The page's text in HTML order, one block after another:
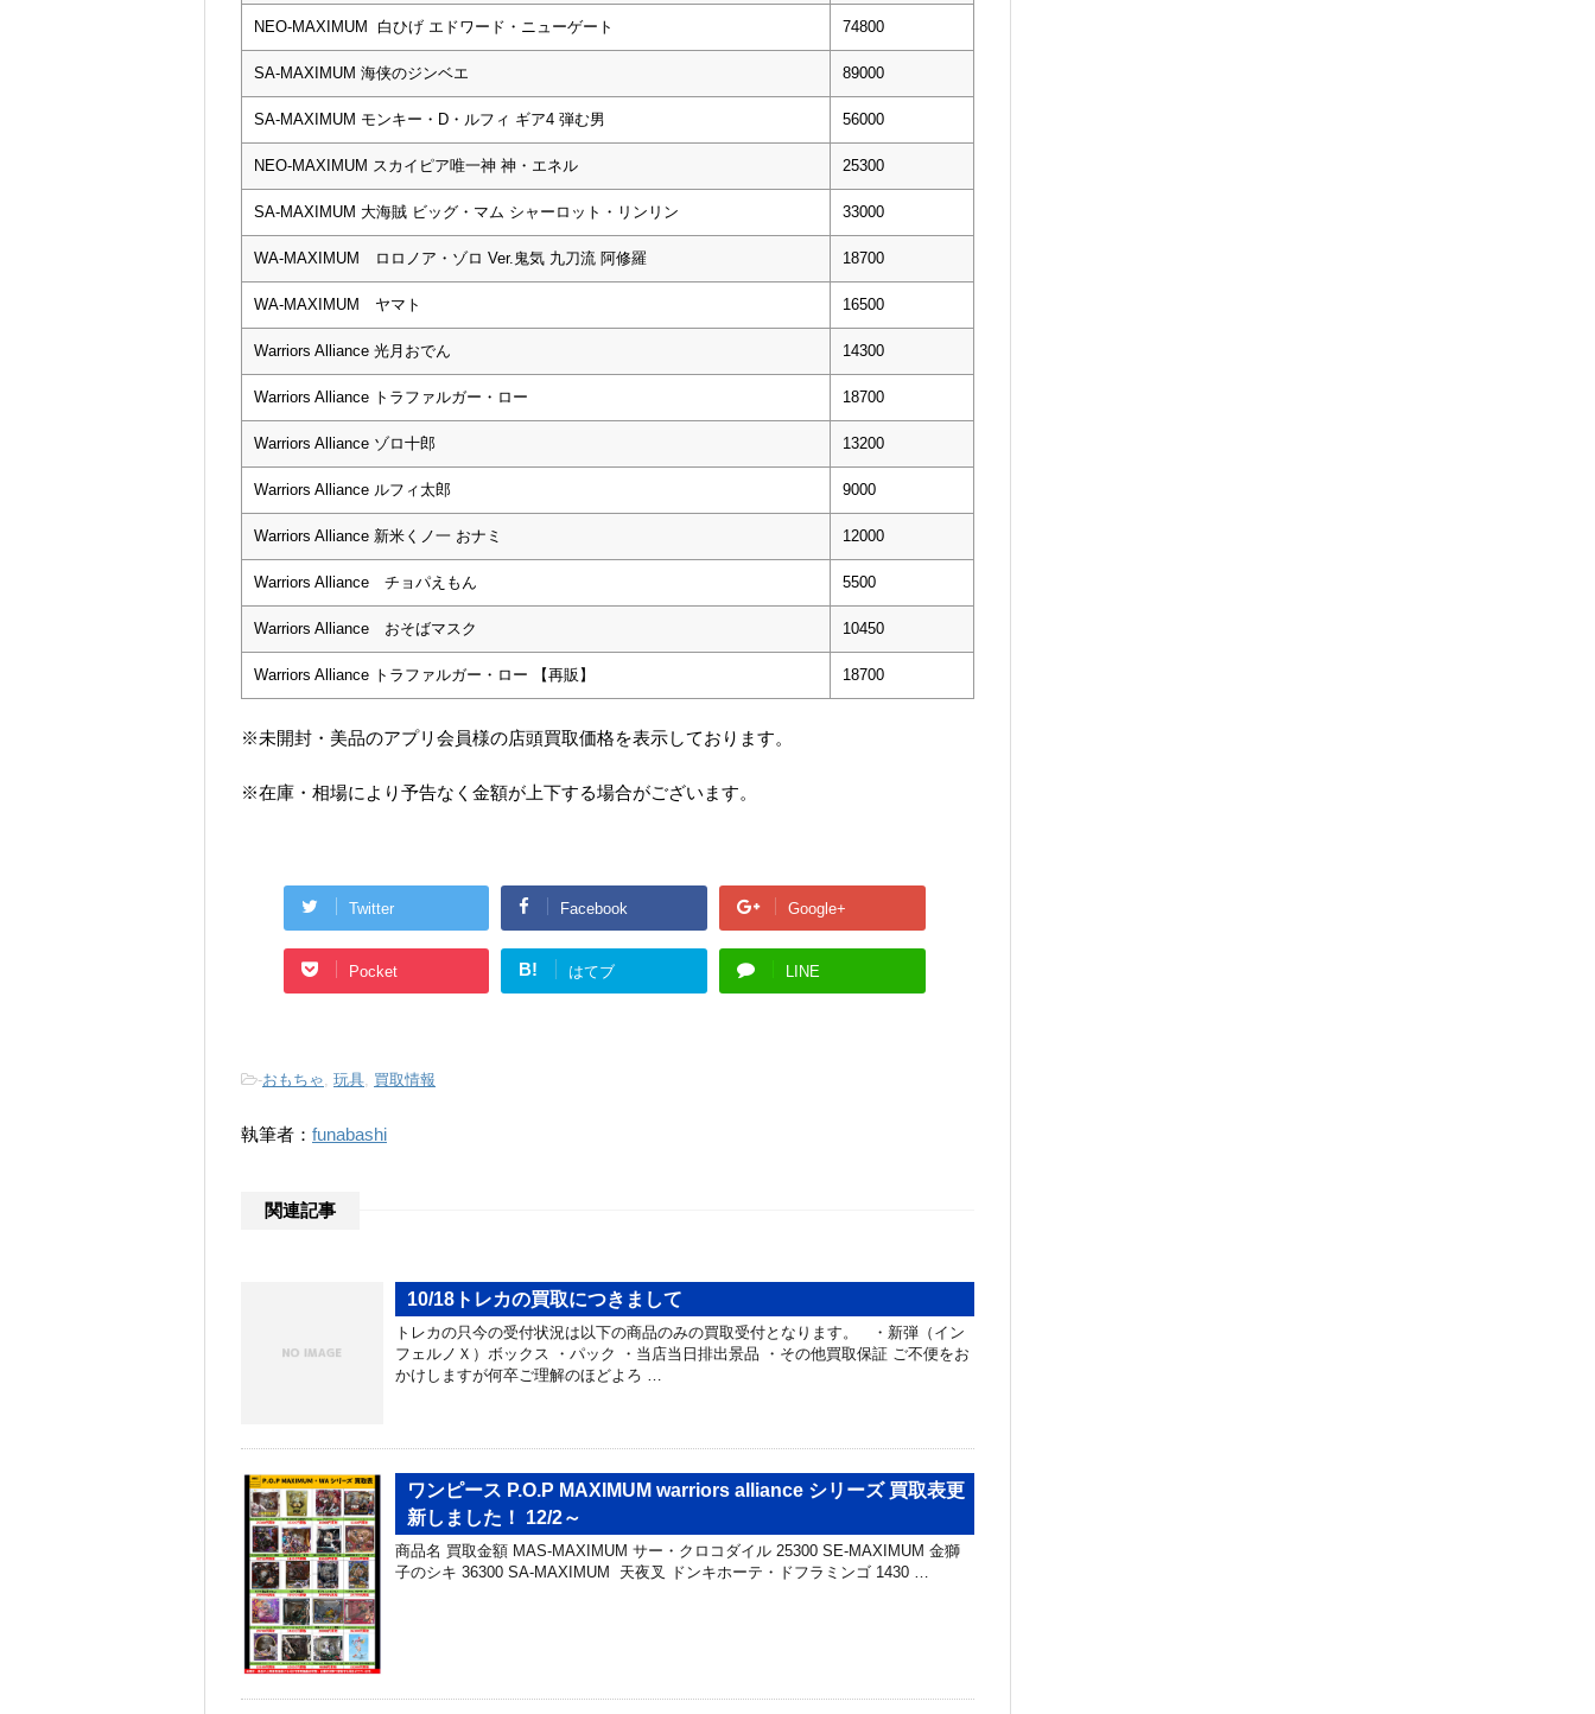
NEO-MAXIMUM 白ひげ エドワード・ニューゲート 74800
SA-MAXIMUM 海侠のジンベエ 89000
SA-MAXIMUM モンキー・D・ルフィ ギア4 弾む男 56000
NEO-MAXIMUM スカイピア唯一神 神・エネル 25300
SA-MAXIMUM 大海賊 ビッグ・マム シャーロット・リンリン 33000
WA-MAXIMUM ロロノア・ゾロ Ver.鬼気 九刀流 阿修羅 18700
WA-MAXIMUM ヤマト 16500
Warriors Alliance 光月おでん 14300
Warriors Alliance トラファルガー・ロー 18700
Warriors Alliance ゾロ十郎 13200
Warriors Alliance ルフィ太郎 9000
Warriors Alliance 新米くノ一 おナミ 12000
Warriors Alliance チョパえもん 5500
Warriors Alliance おそばマスク 10450
Warriors Alliance トラファルガー・ロー 【再販】 18700
※未開封・美品のアプリ会員様の店頭買取価格を表示しております。
※在庫・相場により予告なく金額が上下する場合がございます。
Twitter Facebook Google+
Pocket B! はてブ LINE
-おもちゃ, 玩具, 買取情報
執筆者： funabashi
関連記事
10/18トレカの買取につきまして
トレカの只今の受付状況は以下の商品のみの買取受付となります。 ・新弾（イン
フェルノＸ）ボックス ・パック ・当店当日排出景品 ・その他買取保証 ご不便をお
かけしますが何卒ご理解のほどよろ …
ワンピース P.O.P MAXIMUM warriors alliance シリーズ 買取表更
新しました！ 12/2～
商品名 買取金額 MAS-MAXIMUM サー・クロコダイル 25300 SE-MAXIMUM 金獅
子のシキ 36300 SA-MAXIMUM 天夜叉 ドンキホーテ・ドフラミンゴ 1430 …